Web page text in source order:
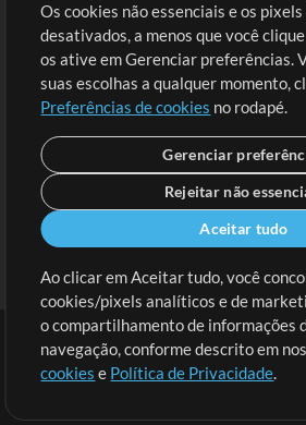
Extras
Sessões
Envie seu conteúdo
Playlist
MT Conference
Termos | Política de
Os cookies não essenciais e os
desativados, a menos que você
os ative em Gerenciar preferências.
suas escolhas a qualquer momento,
Preferências de cookies no rodapé.
Gerenciar
Rejeitar não
Aceitar tudo
Ao clicar em Aceitar tudo, você
cookies/pixels analíticos e de
o compartilhamento de informações
navegação, conforme descrito em
cookies e Política de Privacidade.